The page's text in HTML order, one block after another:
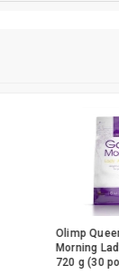
Olimp
Morning
720 g (30